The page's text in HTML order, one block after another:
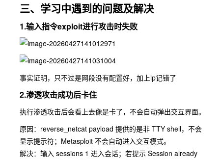
三、学习中遇到的问题及解决
1.输入指令exploit进行攻击时失败
事实证明，只不过是网段没有配置好，加上ip记错了
2.渗透攻击成功后卡住
执行渗透攻击后会看上去像是卡了，不会自动弹出交互界面。
原因： reverse_netcat payload 提供的是非 TTY shell，不会
显示提示符；Metasploit 不会自动进入交互模式。
解决：输入 sessions 1 进入会话；若提示 Session already